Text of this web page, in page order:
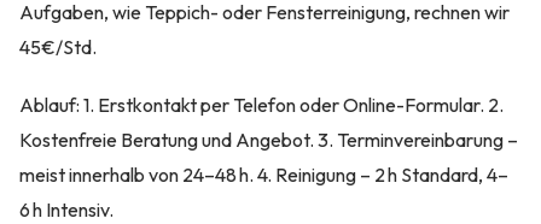
Aufgaben, wie Teppich- oder Fensterreinigung, rechnen wir
45€/Std.
Ablauf: 1. Erstkontakt per Telefon oder Online-Formular. 2.
Kostenfreie Beratung und Angebot. 3. Terminvereinbarung –
meist innerhalb von 24–48 h. 4. Reinigung – 2 h Standard, 4–
6 h Intensiv.